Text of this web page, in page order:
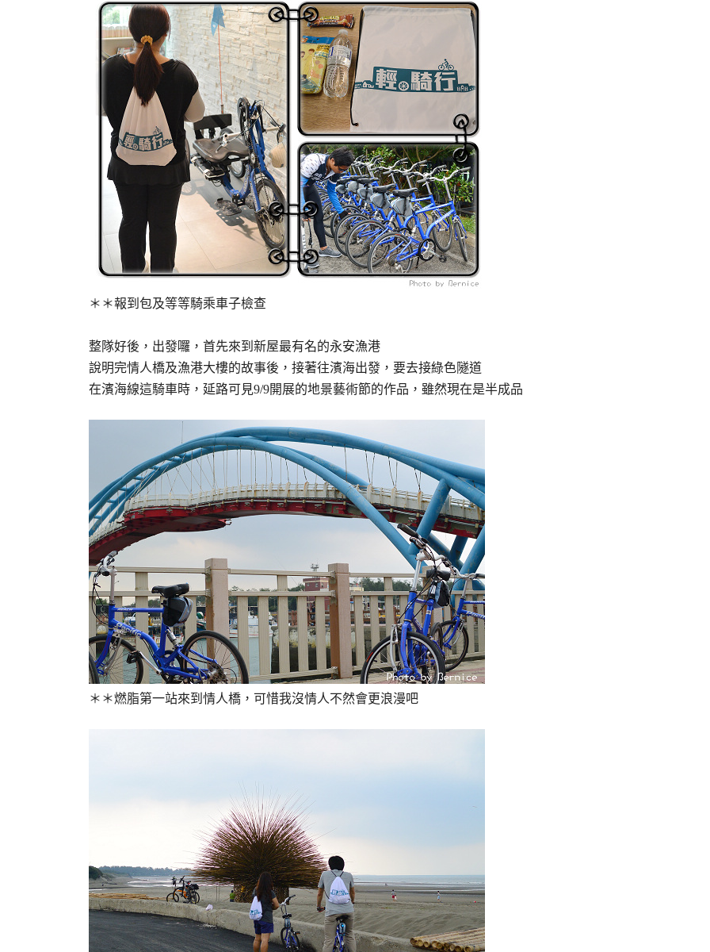
＊＊報到包及等等騎乘車子檢查
整隊好後，出發囉，首先來到新屋最有名的永安漁港
說明完情人橋及漁港大樓的故事後，接著往濱海出發，要去接綠色隧道
在濱海線這騎車時，延路可見9/9開展的地景藝術節的作品，雖然現在是半成品
＊＊燃脂第一站來到情人橋，可惜我沒情人不然會更浪漫吧